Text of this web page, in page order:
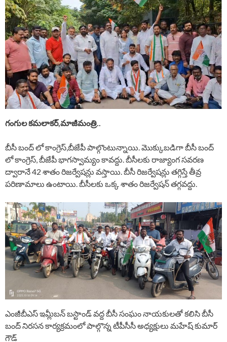
గంగుల కమలాకర్,మాజీమంత్రి..
బీసీ బంద్ లో కాంగ్రెస్,బీజేపీ పాల్గొంటున్నాయి. మొక్కుబడిగా బీసీ బంద్
లో కాంగ్రెస్, బీజేపీ భాగస్వామ్యం కావద్దు. బీసీలకు రాజ్యాంగ సవరణ
ద్వారానే 42 శాతం రిజర్వేషన్లు వస్తాయి. బీసీ రిజర్వేషన్లు తగ్గిస్తే తీవ్ర
పరిణామాలు ఉంటాయి. బీసీలకు ఒక్క శాతం రిజర్వేషన్ తగ్గవద్దు.
ఎంజీబీఎస్ ఇమ్లీబన్ బస్టాండ్ వద్ద బీసీ సంఘం నాయకులతో కలిసి బీసీ
బంద్ నిరసన కార్యక్రమంలో పాల్గొన్న టీపీసీసీ అధ్యక్షులు మహేష్ కుమార్
గౌడ్